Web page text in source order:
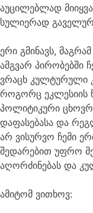
აუცილებლად
სულიერად
ერი გმინავს,
ამგვარ პირობებში
ვრაცხ კულტურული
როგორც ეკლესიის
პოლიტიკური
დაფასებასა და
არ ვისურვო ჩემი
შედარებით უფრო
აღორძინებას და
ამიტომ ვითხოვ: